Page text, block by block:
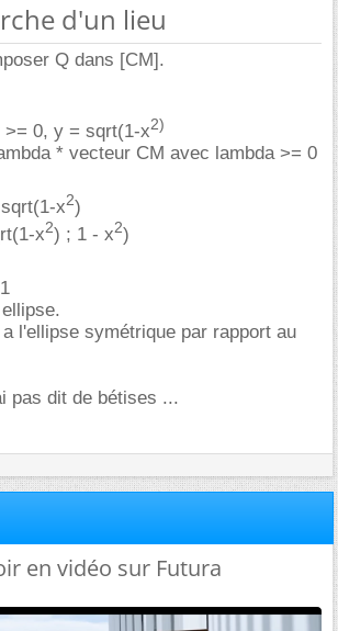
d'un lieu
Q dans [CM].
>= 0, y = sqrt(1-x2)
* vecteur CM avec lambda >= 0
x2)
x2) ; 1 - x2)
l'ellipse symétrique par rapport au
pas dit de bétises ...
en vidéo sur Futura